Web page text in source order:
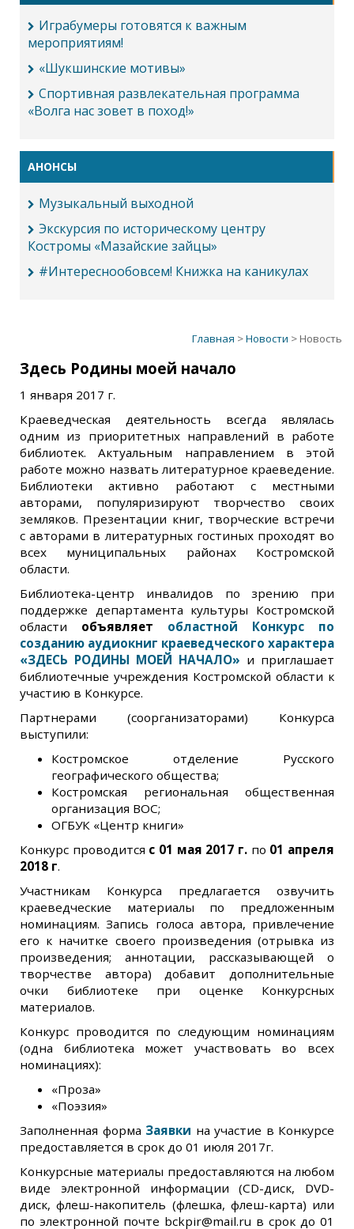
Играбумеры готовятся к важным
мероприятиям!
«Шукшинские мотивы»
Спортивная развлекательная программа
«Волга нас зовет в поход!»
АНОНСЫ
Музыкальный выходной
Экскурсия по историческому центру
Костромы «Мазайские зайцы»
#Интереснообовсем! Книжка на каникулах
Главная >Новости > Новость
Здесь Родины моей начало
1 января 2017 г.
Краеведческая деятельность всегда являлась
одним из приоритетных направлений в работе
библиотек. Актуальным направлением в этой
работе можно назвать литературное краеведение.
Библиотеки активно работают с местными
авторами, популяризируют творчество своих
земляков. Презентации книг, творческие встречи
с авторами в литературных гостиных проходят во
всех муниципальных районах Костромской
области.
Библиотека-центр инвалидов по зрению при
поддержке департамента культуры Костромской
области объявляет областной Конкурс по
созданию аудиокниг краеведческого характера
«ЗДЕСЬ РОДИНЫ МОЕЙ НАЧАЛО» и приглашает
библиотечные учреждения Костромской области к
участию в Конкурсе.
Партнерами (соорганизаторами) Конкурса
выступили:
Костромское отделение Русского
географического общества;
Костромская региональная общественная
организация ВОС;
ОГБУК «Центр книги»
Конкурс проводится с 01 мая 2017 г. по 01 апреля
2018 г.
Участникам Конкурса предлагается озвучить
краеведческие материалы по предложенным
номинациям. Запись голоса автора, привлечение
его к начитке своего произведения (отрывка из
произведения; аннотации, рассказывающей о
творчестве автора) добавит дополнительные
очки библиотеке при оценке Конкурсных
материалов.
Конкурс проводится по следующим номинациям
(одна библиотека может участвовать во всех
номинациях):
«Проза»
«Поэзия»
Заполненная форма Заявки на участие в Конкурсе
предоставляется в срок до 01 июля 2017г.
Конкурсные материалы предоставляются на любом
виде электронной информации (CD-диск, DVD-
диск, флеш-накопитель (флешка, флеш-карта) или
по электронной почте bckpir@mail.ru в срок до 01